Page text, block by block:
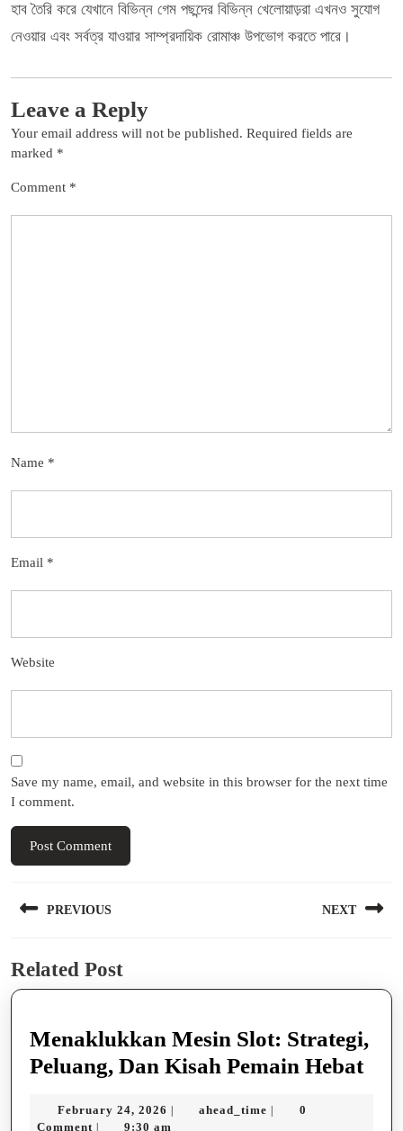
হাব তৈরি করে যেখানে বিভিন্ন গেম পছন্দের বিভিন্ন খেলোয়াড়রা এখনও সুযোগ
নেওয়ার এবং সর্বত্র যাওয়ার সাম্প্রদায়িক রোমাঞ্চ উপভোগ করতে পারে।
Leave a Reply
Your email address will not be published. Required fields are
marked *
Comment *
Name *
Email *
Website
Save my name, email, and website in this browser for the next time
I comment.
navigation
PREVIOUS
post:
NEXT
Related Post
Menaklukkan Mesin Slot: Strategi,
Peluang, Dan Kisah Pemain Hebat
February 24, 2026 February
24,
| ahead_time ahead_time
|
0
Comment | 9:30 am